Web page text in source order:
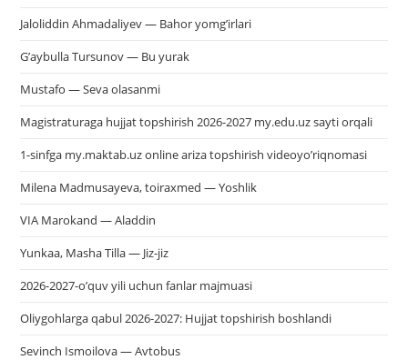
Jaloliddin Ahmadaliyev — Bahor yomg’irlari
G’aybulla Tursunov — Bu yurak
Mustafo — Seva olasanmi
Magistraturaga hujjat topshirish 2026-2027 my.edu.uz sayti orqali
1-sinfga my.maktab.uz online ariza topshirish videoyo’riqnomasi
Milena Madmusayeva, toiraxmed — Yoshlik
VIA Marokand — Aladdin
Yunkaa, Masha Tilla — Jiz-jiz
2026-2027-o’quv yili uchun fanlar majmuasi
Oliygohlarga qabul 2026-2027: Hujjat topshirish boshlandi
Sevinch Ismoilova — Avtobus